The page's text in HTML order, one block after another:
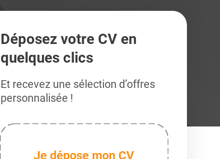
Déposez votre CV en
quelques clics
Et recevez une sélection d’offres
personnalisée !
Je dépose mon CV